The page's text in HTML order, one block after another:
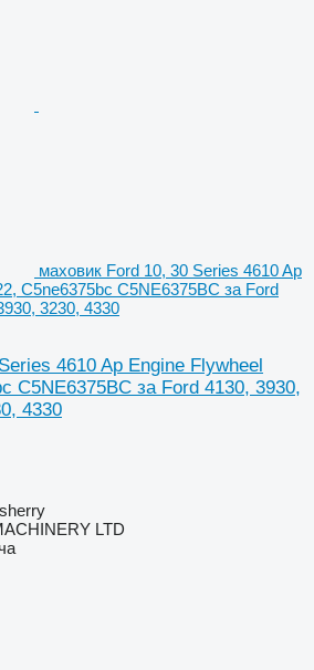
маховик Ford 10, 30 Series 4610 Ap
C5ne6375bc C5NE6375BC за Ford
3230, 4330
4610 Ap Engine Flywheel
C5NE6375BC за Ford 4130, 3930,
4330
LTD